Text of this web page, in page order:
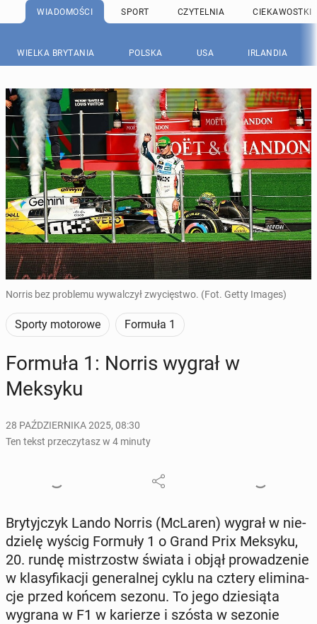
WIADOMOŚCI SPORT CZYTELNIA CIEKAWOSTKI
WIELKA BRYTANIA POLSKA USA IRLANDIA
Norris bez problemu wywalczył zwycięstwo. (Fot. Getty Images)
Sporty motorowe Formuła 1
Formuła 1: Norris wygrał w
Meksyku
28 PAŹDZIERNIKA 2025, 08:30
Ten tekst przeczytasz w 4 minuty
Bry­tyj­czyk Lando Norris (McLaren) wygrał w nie­
dzie­lę wyścig Formuły 1 o Grand Prix Meksyku,
20. rundę mi­strzostw świata i objął pro­wa­dze­nie
w kla­sy­fi­ka­cji ge­ne­ral­nej cyklu na cztery eli­mi­na­
cje przed końcem sezonu. To jego dzie­sią­ta
wygrana w F1 w ka­rie­rze i szósta w sezonie